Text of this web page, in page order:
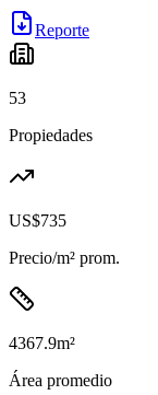
Reporte
53
Propiedades
US$735
Precio/m² prom.
4367.9m²
Área promedio